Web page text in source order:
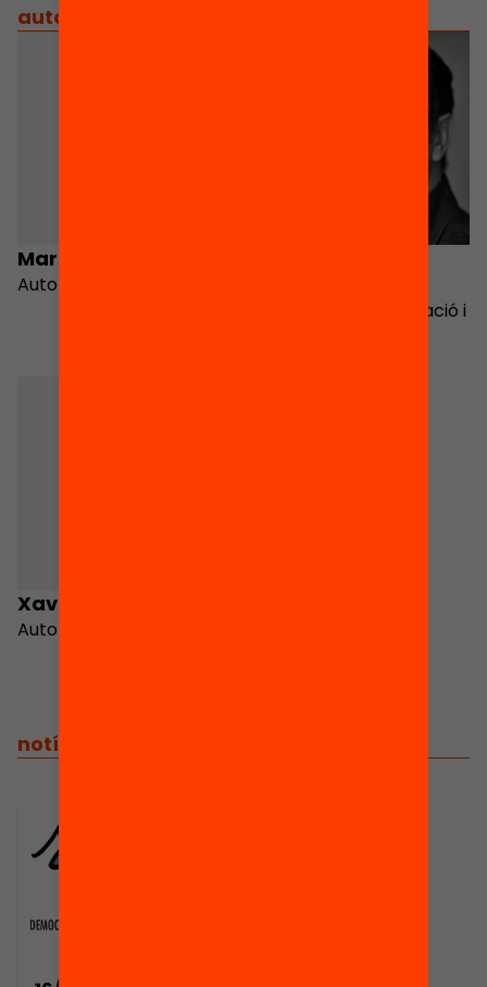
autors
Marc Ajenjo Cosp
Autor
sociologia de l’educació i
Xavier Rambla
Autor
notícies relacionades